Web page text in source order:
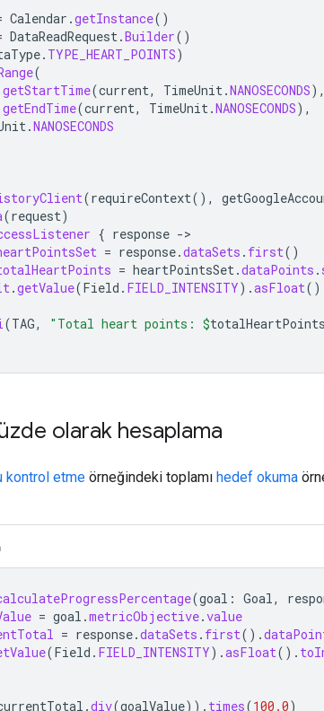
Calendar .getInstance()
DataReadRequest.Builder()
. TYPE_HEART_POINTS)
(
getStartTime(current, TimeUnit.NANOSECONDS),
getEndTime(current, TimeUnit.NANOSECONDS),
.NANOSECONDS
(requireContext(),
(request)
{ response -
= response.dataSets . first()
= heartPointsSet.dataPoints .
.getValue(Field . FIELD_INTENSITY).asFloat
(TAG, "Total heart points: $totalHeartPoints
olarak hesaplama
kontrol etme örneğindeki toplamı hedef okuma
(goal : Goal,
= goal .metricObjective.value
= response.dataSets . first().
(Field . FIELD_INTENSITY).asFloat().
.div(goalValue)). times(100.0)